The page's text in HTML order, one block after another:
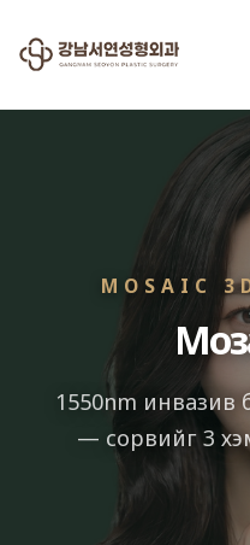
MOSAIC
1550nm инвазив
— сорвийг 3